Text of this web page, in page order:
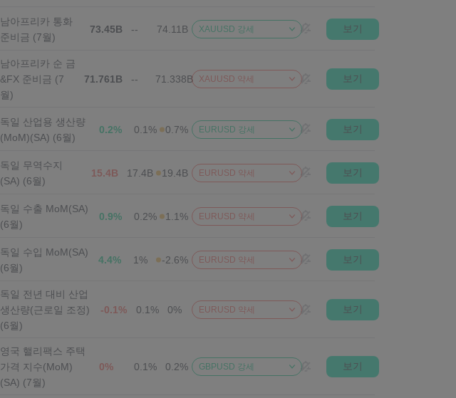
남아프리카 통화
준비금 (7월)
73.45B -- 74.11B XAUUSD 강세 보기
남아프리카 순 금
&FX 준비금 (7
월)
71.761B -- 71.338B XAUUSD 약세 보기
독일 산업용 생산량
(MoM)(SA) (6월)
0.2% 0.1% 0.7% EURUSD 강세 보기
독일 무역수지
(SA) (6월)
15.4B 17.4B 19.4B EURUSD 약세 보기
독일 수출 MoM(SA)
(6월)
0.9% 0.2% 1.1% EURUSD 약세 보기
독일 수입 MoM(SA)
(6월)
4.4% 1% -2.6% EURUSD 약세 보기
독일 전년 대비 산업
생산량(근로일 조정)
(6월)
-0.1% 0.1% 0% EURUSD 약세 보기
영국 핼리팩스 주택
가격 지수(MoM)
(SA) (7월)
0% 0.1% 0.2% GBPUSD 강세 보기